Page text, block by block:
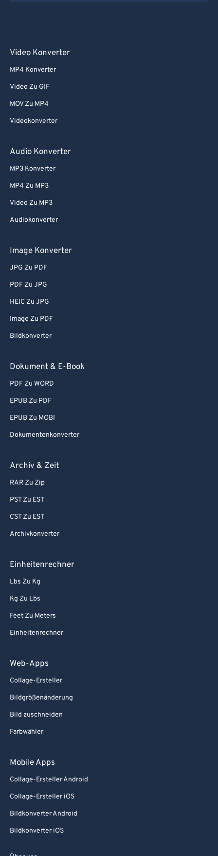
Video Konverter
MP4 Konverter
Video Zu GIF
MOV Zu MP4
Videokonverter
Audio Konverter
MP3 Konverter
MP4 Zu MP3
Video Zu MP3
Audiokonverter
Image Konverter
JPG Zu PDF
PDF Zu JPG
HEIC Zu JPG
Image Zu PDF
Bildkonverter
Dokument & E-Book
PDF Zu WORD
EPUB Zu PDF
EPUB Zu MOBI
Dokumentenkonverter
Archiv & Zeit
RAR Zu Zip
PST Zu EST
CST Zu EST
Archivkonverter
Einheitenrechner
Lbs Zu Kg
Kg Zu Lbs
Feet Zu Meters
Einheitenrechner
Web-Apps
Collage-Ersteller
Bildgrößenänderung
Bild zuschneiden
Farbwähler
Mobile Apps
Collage-Ersteller Android
Collage-Ersteller iOS
Bildkonverter Android
Bildkonverter iOS